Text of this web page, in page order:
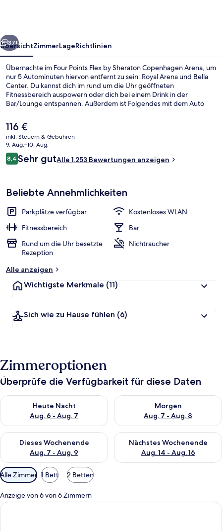
Arena
Weiter
37+
ÜbersichtZimmerLageRichtlinien
Übernachte im Four Points Flex by Sheraton Copenhagen Arena, um
nur 5 Autominuten hiervon entfernt zu sein: Royal Arena und Bella
Center. Du kannst dich im rund um die Uhr geöffneten
Fitnessbereich auspowern oder dich bei einem Drink in der
Bar/Lounge entspannen. Außerdem ist Folgendes mit dem Auto
Reisende schätzen die fußläufige Entfernung zu den öffentlichen
Verkehrsmitteln: Zur Bahnhof Ørestad sind es 5 und zur U-Bahn-
Station, Vestamager sind es 10 Gehminuten.
Der
aktuelle
Preis
beträgt
116 €.
116 €
inkl. Steuern & Gebühren
9. Aug.–10. Aug.
Bewertungen
8,48,4 von 10.
Sehr gutAlle 1.253 Bewertungen anzeigen
Beliebte Annehmlichkeiten
Parkplätze verfügbar
Kostenloses WLAN
Fitnessbereich
Bar
Rund um die Uhr besetzte
Rezeption
Nichtraucher
Alle anzeigen
Wichtigste Merkmale (11)
Sich wie zu Hause fühlen (6)
Zimmeroptionen
Überprüfe die Verfügbarkeit für diese Daten
Heute Nacht
Aug. 6 - Aug. 7
Überprüfe die Verfügbarkeit für heute Nacht, Aug. 6 - Aug. 7.
Morgen
Aug. 7 - Aug. 8
Überprüfe die Verfügbarkeit
Dieses Wochenende
Aug. 7 - Aug. 9
Überprüfe die Verfügbarkeit für dieses Wochenende, Aug. 7
Nächstes Wochenende
Aug. 14 - Aug. 16
Überprüfe die Verfügbarkeit
Verfügbare
Filter
für
Zimmer
Alle Zimmer 1 Bett 2 Betten
Anzeige von 6 von 6 Zimmern